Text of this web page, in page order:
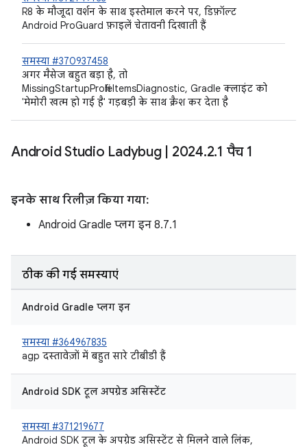
R8 के मौजूदा वर्शन के साथ इस्तेमाल करने पर, डिफ़ॉल्ट
Android ProGuard फ़ाइलें चेतावनी दिखाती हैं
समस्या #370937458
अगर मैसेज बहुत बड़ा है, तो
MissingStartupProfileItemsDiagnostic, Gradle क्लाइंट को
'मेमोरी खत्म हो गई है' गड़बड़ी के साथ क्रैश कर देता है
Android Studio Ladybug 2024.2.1 पैच 1
इनके साथ रिलीज़ किया गया:
Android Gradle प्लग इन 8.7.1
ठीक की गई समस्याएं
Android Gradle प्लग इन
समस्या #364967835
agp दस्तावेज़ों में बहुत सारे टीबीडी हैं
Android SDK टूल अपग्रेड असिस्टेंट
समस्या #371219677
Android SDK टूल के अपग्रेड असिस्टेंट से मिलने वाले लिंक,